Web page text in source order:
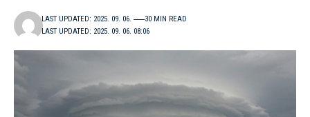
LAST UPDATED: 2025. 09. 06. 08:06
LAST UPDATED: 2025. 09. 06. 30 MIN READ